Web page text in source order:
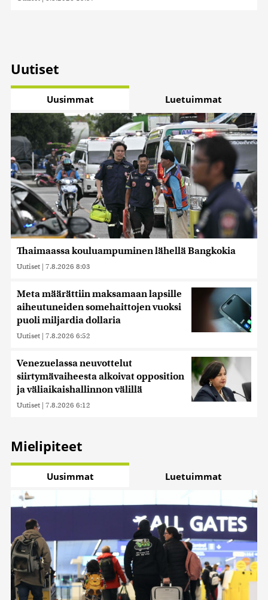
Uutiset
Uusimmat Luetuimmat
Thaimaassa kouluampuminen lähellä Bangkokia
Uutiset | 7.8.2026 8:03
Meta määrättiin maksamaan lapsille
aiheutuneiden somehaittojen vuoksi
puoli miljardia dollaria
Uutiset | 7.8.2026 6:52
Venezuelassa neuvottelut
siirtymävaiheesta alkoivat opposition
ja väliaikaishallinnon välillä
Uutiset | 7.8.2026 6:12
Mielipiteet
Uusimmat Luetuimmat